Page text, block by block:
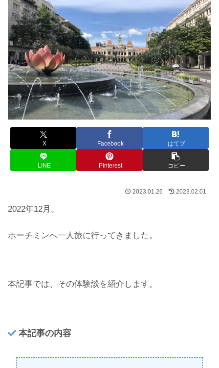
X Facebook はてブ
LINE Pinterest コピー
2023.01.26 2023.02.01
2022年12月。
ホーチミンへ一人旅に行ってきました。
本記事では、その体験談を紹介します。
本記事の内容